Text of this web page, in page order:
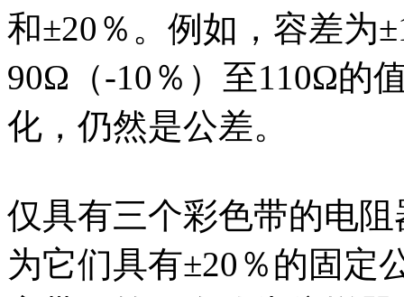
和±20％。例如，容差为
90Ω（-10％）至110Ω的
化，仍然是公差。
仅具有三个彩色带的电
为它们具有±20％的固定